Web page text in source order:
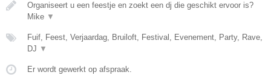
Organiseert u een feestje en zoekt een dj die geschikt ervoor is?
Mike ▼
Fuif, Feest, Verjaardag, Bruiloft, Festival, Evenement, Party, Rave,
DJ ▼
Er wordt gewerkt op afspraak.